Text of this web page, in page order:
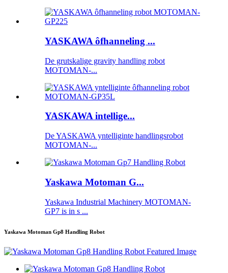
YASKAWA ôfhanneling ...
De grutskalige gravity handling robot
MOTOMAN-...
YASKAWA intellige...
De YASKAWA yntelliginte handlingsrobot
MOTOMAN-...
Yaskawa Motoman G...
Yaskawa Industrial Machinery MOTOMAN-
GP7 is in s ...
Yaskawa Motoman Gp8 Handling Robot